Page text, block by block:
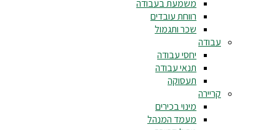
משמעת בעבודה
רווחת עובדים
שכר ותגמול
עבודה
יחסי עבודה
תנאי עבודה
תעסוקה
קריירה
מינוי בכירים
מעמד המנהל